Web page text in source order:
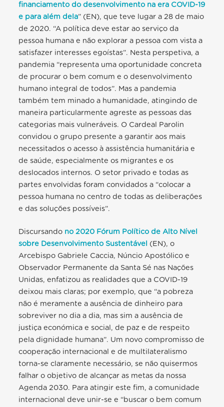
financiamento do desenvolvimento na era COVID-19
e para além dela” (EN), que teve lugar a 28 de maio
de 2020. “A política deve estar ao serviço da
pessoa humana e não explorar a pessoa com vista a
satisfazer interesses egoístas”. Nesta perspetiva, a
pandemia “representa uma oportunidade concreta
de procurar o bem comum e o desenvolvimento
humano integral de todos”. Mas a pandemia
também tem minado a humanidade, atingindo de
maneira particularmente agreste as pessoas das
categorias mais vulneráveis. O Cardeal Parolin
convidou o grupo presente a garantir aos mais
necessitados o acesso à assistência humanitária e
de saúde, especialmente os migrantes e os
deslocados internos. O setor privado e todas as
partes envolvidas foram convidados a “colocar a
pessoa humana no centro de todas as deliberações
e das soluções possíveis”.
Discursando no 2020 Fórum Político de Alto Nível
sobre Desenvolvimento Sustentável (EN), o
Arcebispo Gabriele Caccia, Núncio Apostólico e
Observador Permanente da Santa Sé nas Nações
Unidas, enfatizou as realidades que a COVID-19
deixou mais claras; por exemplo, que “a pobreza
não é meramente a ausência de dinheiro para
sobreviver no dia a dia, mas sim a ausência de
justiça económica e social, de paz e de respeito
pela dignidade humana”. Um novo compromisso de
cooperação internacional e de multilateralismo
torna-se claramente necessário, se não quisermos
falhar o objetivo de alcançar as metas da nossa
Agenda 2030. Para atingir este fim, a comunidade
internacional deve unir-se e “buscar o bem comum